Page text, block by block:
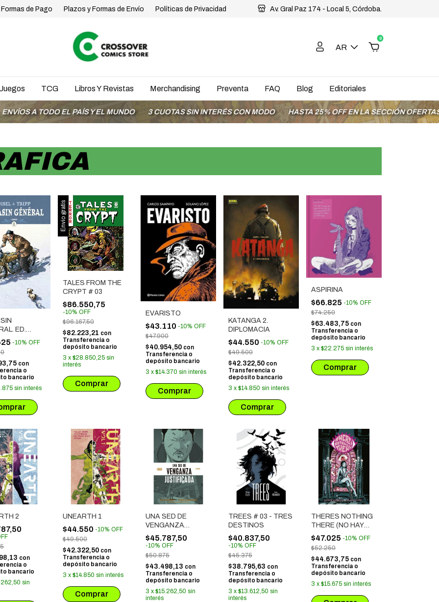
Formas de Pago Plazos y Formas de Envío Políticas de Privacidad Av. Gral Paz 174 - Local 5, Córdoba.
AR
0
TCG Libros Y Revistas Merchandising Preventa FAQ Blog Editoriales
EL PAÍS Y EL MUNDO 3 CUOTAS SIN INTERÉS CON MODO HASTA 25% OFF EN LA SECCIÓN OFERTAS ENVÍOS
ED.
# 01
-10% OFF
con
o
bancario
sin interés
Envío gratis
TALES FROM THE
CRYPT # 03
$86.550,75
-10% OFF
$96.167,50
$82.223,21 con
Transferencia o
depósito bancario
3 x $28.850,25 sin
interés
EVARISTO
$43.110 -10% OFF
$47.900
$40.954,50 con
Transferencia o
depósito bancario
3 x $14.370 sin interés
KATANGA 2.
DIPLOMACIA
$44.550 -10% OFF
$49.500
$42.322,50 con
Transferencia o
depósito bancario
3 x $14.850 sin interés
ASPIRINA
$66.825 -10% OFF
$74.250
$63.483,75 con
Transferencia o
depósito bancario
3 x $22.275 sin interés
2
con
o
bancario
sin
UNEARTH 1
$44.550 -10% OFF
$49.500
$42.322,50 con
Transferencia o
depósito bancario
3 x $14.850 sin interés
UNA SED DE
VENGANZA
JUSTIFICADA 1
$45.787,50
-10% OFF
$50.875
$43.498,13 con
Transferencia o
depósito bancario
3 x $15.262,50 sin
interés
TREES # 03 - TRES
DESTINOS
$40.837,50
-10% OFF
$45.375
$38.795,63 con
Transferencia o
depósito bancario
3 x $13.612,50 sin
interés
THERES NOTHING
THERE (NO HAY
NADA AHÍ)
$47.025 -10% OFF
$52.250
$44.673,75 con
Transferencia o
depósito bancario
3 x $15.675 sin interés